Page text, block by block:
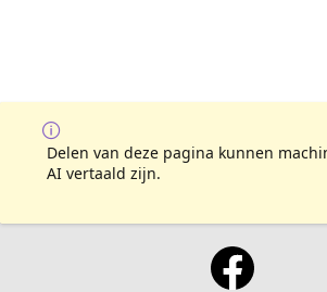
Delen van deze pagina kunnen
AI vertaald zijn.